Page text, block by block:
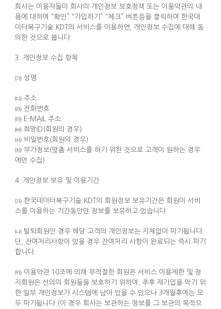
회사는 이용자들이 회사의 개인정보 보호정책 또는 이용약관의 내
용에 대하여 “확인” “가입하기” “체크” 버튼등을 클릭하여 한국데
이터복구기술 KDT의 서비스를 이용하면, 개인정보 수집에 대해 동
의한 것으로 봅니다.
3. 개인정보 수집 항목
㈎ 성명
㈐ 주소
㈑ 전화번호
㈒ E-MAIL 주소
㈓ 희망ID(회원의 경우)
㈔ 비밀번호(회원의 경우)
㈗ 부가정보(맞춤 서비스를 하기 위한 것으로 고객이 원하는 경우
에만 수집)
4. 개인정보 보유 및 이용기간
㈎ 한국데이터복구기술 KDT의 회원정보 보유기간은 회원이 서비
스를 이용하는 기간동안만 정보를 보유하고 있습니다.
㈏ 탈퇴회원인 경우 해당 고객의 개인정보는 지체없이 파기됩니다.
단, 잔여처리사항이 있을 경우 잔여처리 사항이 완료되는 즉시 파기
합니다.
㈘ 이용약관 10조에 의해 부적절한 회원은 서비스 이용제한 및 정
지회원은 선의의 회원들을 보호하기 위하여, 추후 재가입을 막기 위
한 일부 개인정보가 시스템에 남아 있을 수 있으나 3개월후에는 모
두 파기됩니다.(이 경우 회사는 보관하는 정보를 그 보관의 목적으